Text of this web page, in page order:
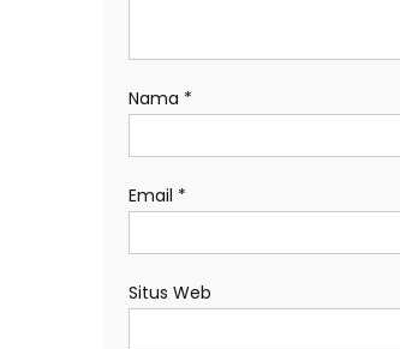
Nama *
Email *
Situs Web